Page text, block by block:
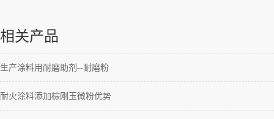
相关产品
生产涂料用耐磨助剂--耐磨粉
耐火涂料添加棕刚玉微粉优势